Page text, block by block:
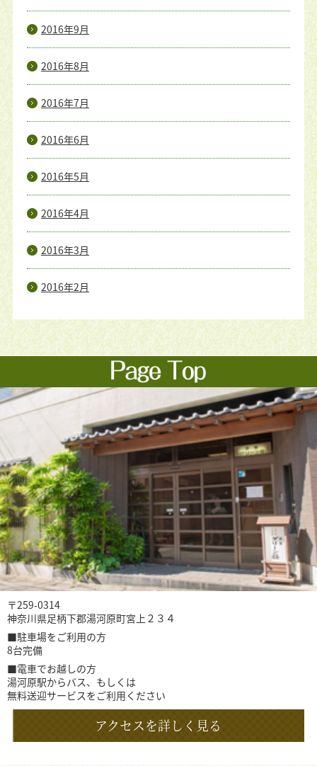
2016年9月
2016年8月
2016年7月
2016年6月
2016年5月
2016年4月
2016年3月
2016年2月
〒259-0314
神奈川県足柄下郡湯河原町宮上２３４
■駐車場をご利用の方
8台完備
■電車でお越しの方
湯河原駅からバス、もしくは
無料送迎サービスをご利用ください
アクセスを詳しく見る